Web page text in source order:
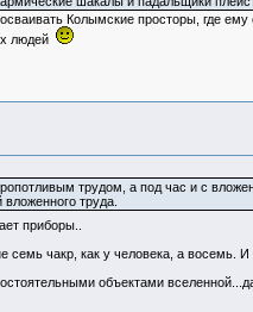
Колымские просторы, где
людей
трудом, а под час и с
труда.
приборы..
чакр, как у человека, а восемь.
объектами